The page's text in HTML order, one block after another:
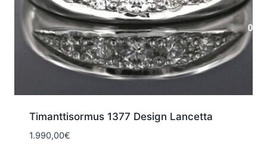
Timanttisormus 1377 Design Lancetta
1.990,00€